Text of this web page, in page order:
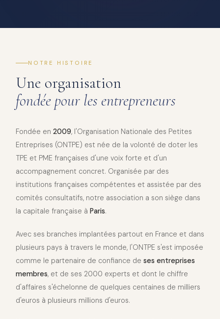
NOTRE HISTOIRE
Une organisation
fondée pour les entrepreneurs
Fondée en 2009, l'Organisation Nationale des Petites
Entreprises (ONTPE) est née de la volonté de doter les
TPE et PME françaises d'une voix forte et d'un
accompagnement concret. Organisée par des
institutions françaises compétentes et assistée par des
comités consultatifs, notre association a son siège dans
la capitale française à Paris.
Avec ses branches implantées partout en France et dans
plusieurs pays à travers le monde, l'ONTPE s'est imposée
comme le partenaire de confiance de ses entreprises
membres, et de ses 2000 experts et dont le chiffre
d'affaires s'échelonne de quelques centaines de milliers
d'euros à plusieurs millions d'euros.